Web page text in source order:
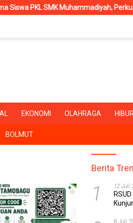
Muhammadiyah, Perkuat Sinergi
EKONOMI OLAHRAGA
BOLMUT
Berita
1 12 Juli